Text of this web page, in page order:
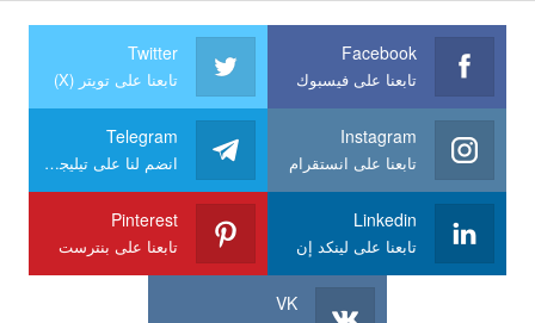
Facebook
تابعنا على فيسبوك
Twitter
تابعنا على تويتر (X)
Instagram
تابعنا على انستقرام
Telegram
انضم لنا على تيليجرام
Linkedin
تابعنا على لينكد إن
Pinterest
تابعنا على بنترست
VK